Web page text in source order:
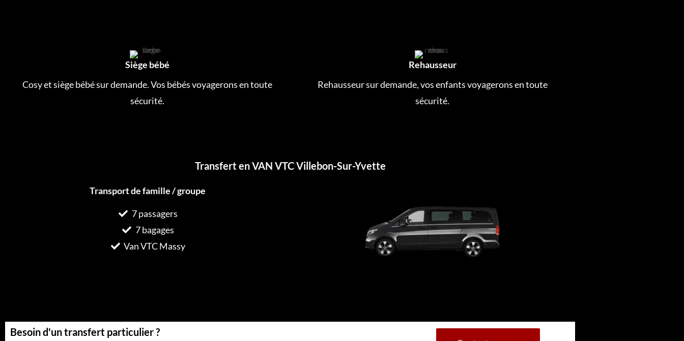
Siège bébé
Cosy et siège bébé sur demande. Vos bébés voyagerons en toute
sécurité.
Rehausseur
Rehausseur sur demande, vos enfants voyagerons en toute
sécurité.
Transfert en VAN VTC Villebon-Sur-Yvette
Transport de famille / groupe
7 passagers
7 bagages
Van VTC Massy
Besoin d'un transfert particulier ?